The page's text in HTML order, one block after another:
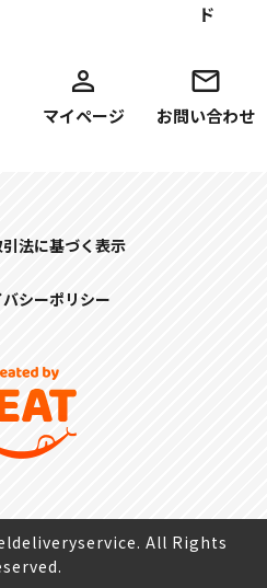
ド
マイページ お問い合わせ
法に基づく表示
シーポリシー
All Rights